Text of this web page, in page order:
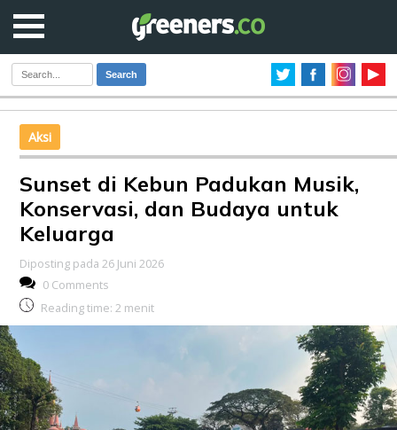
Search
Aksi
Sunset di Kebun Padukan Musik,
Konservasi, dan Budaya untuk
Keluarga
Diposting pada 26 Juni 2026
0 Comments
Reading time: 2 menit